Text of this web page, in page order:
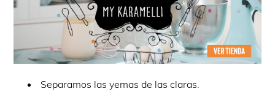
Separamos las yemas de las claras.